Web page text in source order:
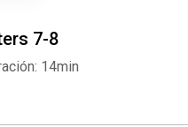
7-8
14min